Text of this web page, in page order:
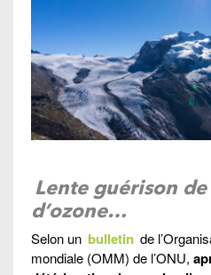
Lente guérison
d’ozone…
Selon un bulletin de
mondiale (OMM) de l’ONU,